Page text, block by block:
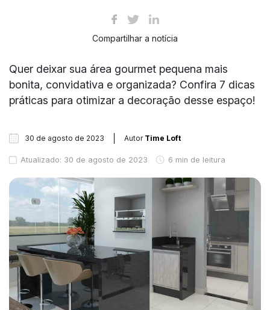
Compartilhar a notícia
Quer deixar sua área gourmet pequena mais
bonita, convidativa e organizada? Confira 7 dicas
práticas para otimizar a decoração desse espaço!
30 de agosto de 2023 Autor Time Loft
Atualizado: 30 de agosto de 2023 6 min de leitura